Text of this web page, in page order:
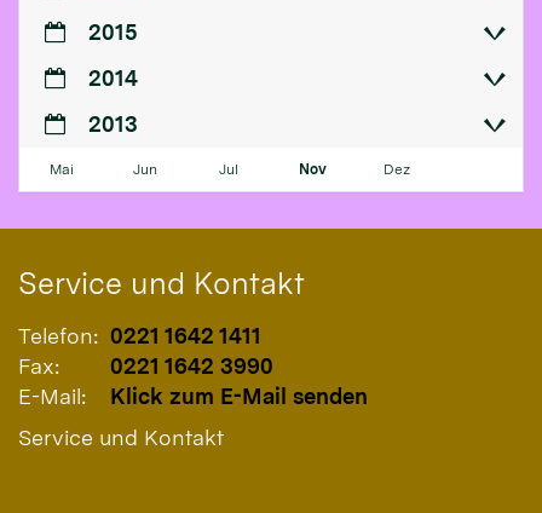
2015
2014
2013
Mai Jun Jul Nov Dez
Service und Kontakt
Telefon: 0221 1642 1411
Fax:
0221 1642 3990
E-Mail:
Klick zum E-Mail senden
Service und Kontakt